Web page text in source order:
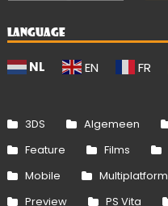
LANGUAGE
NL EN FR
3DS Algemeen
Feature
Films
Mobile
Multiplatform
Preview
PS Vita